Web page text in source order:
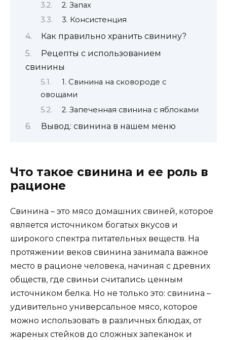
2. Запах
3. Консистенция
Как правильно хранить свинину?
Рецепты с использованием
свинины
1. Свинина на сковороде с
овощами
2. Запеченная свинина с яблоками
Вывод: свинина в нашем меню
Что такое свинина и ее роль в
рационе
Свинина – это мясо домашних свиней, которое
является источником богатых вкусов и
широкого спектра питательных веществ. На
протяжении веков свинина занимала важное
место в рационе человека, начиная с древних
обществ, где свиньи считались ценным
источником белка. Но не только это: свинина –
удивительно универсальное мясо, которое
можно использовать в различных блюдах, от
жареных стейков до сложных запеканок и